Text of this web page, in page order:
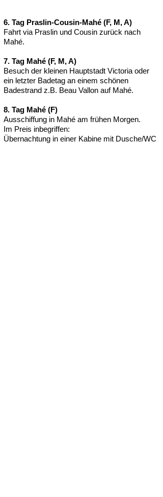
6. Tag Praslin-Cousin-Mahé (F, M, A)
Fahrt via Praslin und Cousin zurück nach
Mahé.
7. Tag Mahé (F, M, A)
Besuch der kleinen Hauptstadt Victoria oder
ein letzter Badetag an einem schönen
Badestrand z.B. Beau Vallon auf Mahé.
8. Tag Mahé (F)
Ausschiffung in Mahé am frühen Morgen.
Im Preis inbegriffen:
Übernachtung in einer Kabine mit Dusche/WC